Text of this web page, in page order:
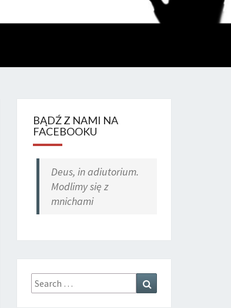
BĄDŹ Z NAMI NA
FACEBOOKU
Deus, in adiutorium.
Modlimy się z
mnichami
Search
for: